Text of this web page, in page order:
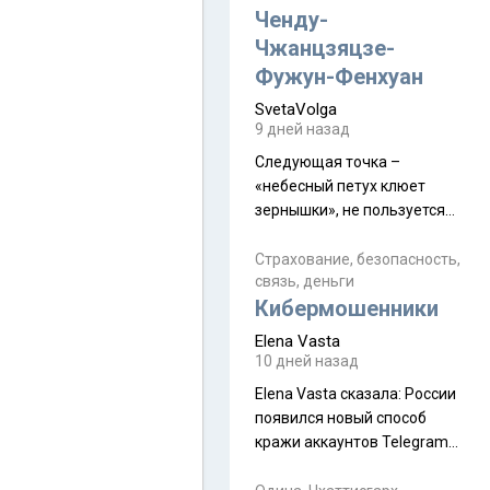
а продолжают встречаться
почти каждую неделю) и с
порога сообщил: "Эйтан
разводится!" Эйтан -
мальчик из религиозной
семьи, из тех, кого называют
"вязаные кипы". С 2022-го
Ченду-
Чжанцзяцзе-
Фужун-Фенхуан
SvetaVolga
9 дней назад
Следующая точка –
«небесный петух клюет
зернышки», не пользуется
заслужено, и чтобы попасть
на начало тропы показали
водителю карту, иначе
Пошли туда, потому что я
отзывов. По мне – сплошная
физуха, долгий спуск, потом
подъем по этому же пути.
Страхование, безопасность,
связь, деньги
Кибермошенники
Elena Vasta
10 дней назад
Elena Vasta сказалa: России
появился новый способ
кражи аккаунтов Telegram